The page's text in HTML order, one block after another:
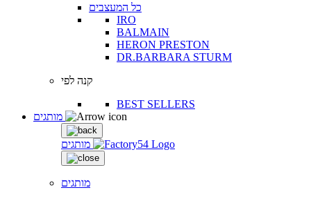
כל המעצבים
IRO
BALMAIN
HERON PRESTON
DR.BARBARA STURM
קנה לפי
BEST SELLERS
מותגים
מותגים